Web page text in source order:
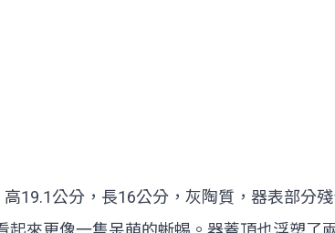
19.1公分，長16公分，灰陶質，器表部分